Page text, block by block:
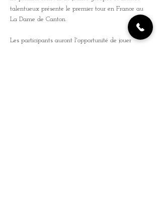
talentueux présente le premier tour en France au
La Dame de Canton.
Les participants auront l'opportunité de jouer